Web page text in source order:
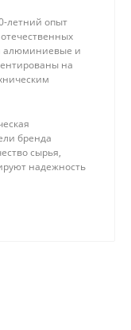
летний опыт
алюминиевые и
на
бренда
сырья,
надежность